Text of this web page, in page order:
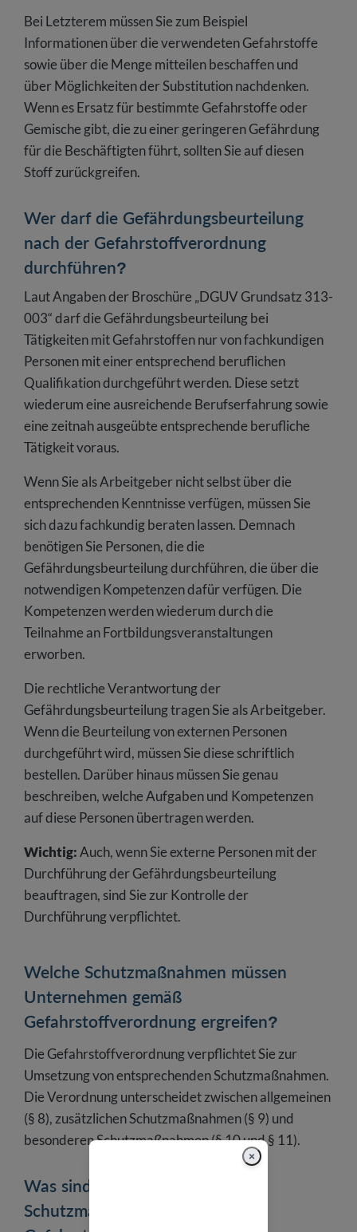
Bei Letzterem müssen Sie zum Beispiel
Informationen über die verwendeten Gefahrstoffe
sowie über die Menge mitteilen beschaffen und
über Möglichkeiten der Substitution nachdenken.
Wenn es Ersatz für bestimmte Gefahrstoffe oder
Gemische gibt, die zu einer geringeren Gefährdung
für die Beschäftigten führt, sollten Sie auf diesen
Stoff zurückgreifen.
Wer darf die Gefährdungsbeurteilung
nach der Gefahrstoffverordnung
durchführen?
Laut Angaben der Broschüre „DGUV Grundsatz 313-
003“ darf die Gefährdungsbeurteilung bei
Tätigkeiten mit Gefahrstoffen nur von fachkundigen
Personen mit einer entsprechend beruflichen
Qualifikation durchgeführt werden. Diese setzt
wiederum eine ausreichende Berufserfahrung sowie
eine zeitnah ausgeübte entsprechende berufliche
Tätigkeit voraus.
Wenn Sie als Arbeitgeber nicht selbst über die
entsprechenden Kenntnisse verfügen, müssen Sie
sich dazu fachkundig beraten lassen. Demnach
benötigen Sie Personen, die die
Gefährdungsbeurteilung durchführen, die über die
notwendigen Kompetenzen dafür verfügen. Die
Kompetenzen werden wiederum durch die
Teilnahme an Fortbildungsveranstaltungen
erworben.
Die rechtliche Verantwortung der
Gefährdungsbeurteilung tragen Sie als Arbeitgeber.
Wenn die Beurteilung von externen Personen
durchgeführt wird, müssen Sie diese schriftlich
bestellen. Darüber hinaus müssen Sie genau
beschreiben, welche Aufgaben und Kompetenzen
auf diese Personen übertragen werden.
Wichtig:Auch, wenn Sie externe Personen mit der
Durchführung der Gefährdungsbeurteilung
beauftragen, sind Sie zur Kontrolle der
Durchführung verpflichtet.
Welche Schutzmaßnahmen müssen
Unternehmen gemäß
Gefahrstoffverordnung ergreifen?
Die Gefahrstoffverordnung verpflichtet Sie zur
Umsetzung von entsprechenden Schutzmaßnahmen.
Die Verordnung unterscheidet zwischen allgemeinen
(§ 8), zusätzlichen Schutzmaßnahmen (§ 9) und
besonderen Schutzmaßnahmen (§ 10 und § 11).
Was sind die allgemeinen
Schutzmaßnahmen der
×